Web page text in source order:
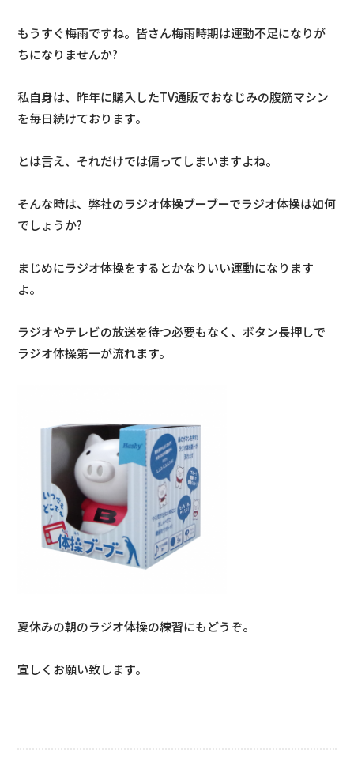
もうすぐ梅雨ですね。皆さん梅雨時期は運動不足になりが
ちになりませんか?
私自身は、昨年に購入したTV通販でおなじみの腹筋マシン
を毎日続けております。
とは言え、それだけでは偏ってしまいますよね。
そんな時は、弊社のラジオ体操ブーブーでラジオ体操は如何
でしょうか?
まじめにラジオ体操をするとかなりいい運動になります
よ。
ラジオやテレビの放送を待つ必要もなく、ボタン長押しで
ラジオ体操第一が流れます。
夏休みの朝のラジオ体操の練習にもどうぞ。
宜しくお願い致します。